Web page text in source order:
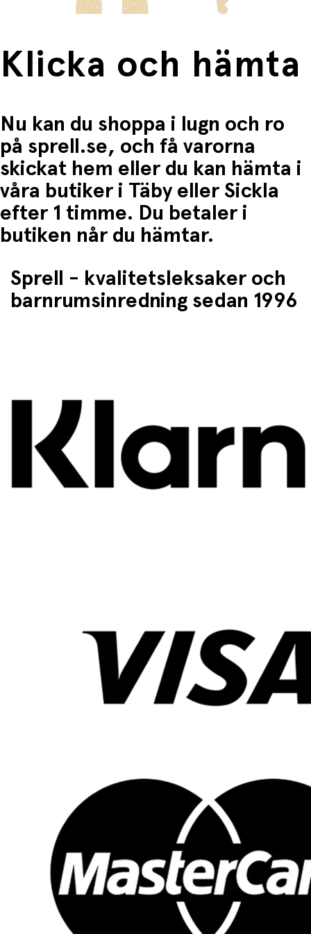
Klicka och hämta
Nu kan du shoppa i lugn och ro
på sprell.se, och få varorna
skickat hem eller du kan hämta i
våra butiker i Täby eller Sickla
efter 1 timme. Du betaler i
butiken når du hämtar.
Sprell - kvalitetsleksaker och
barnrumsinredning sedan 1996